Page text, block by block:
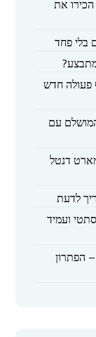
בלי פחד
פעולה חדש
עם
דנטל
לדעת
ועמיד
הפתרון